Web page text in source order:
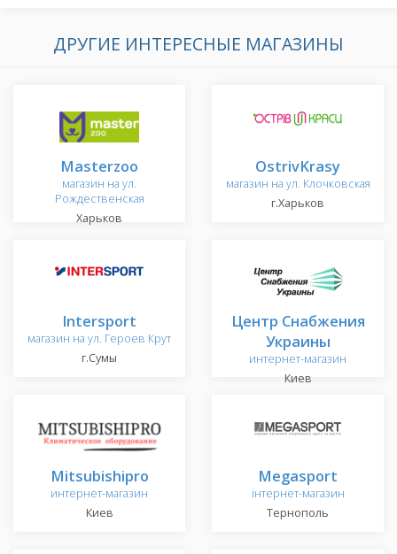
ДРУГИЕ ИНТЕРЕСНЫЕ МАГАЗИНЫ
Masterzoo
магазин на ул.
Рождественская
Харьков
OstrivKrasy
магазин на ул. Клочковская
г.Харьков
Intersport
магазин на ул. Героев Крут
г.Сумы
Центр Снабжения
Украины
интернет-магазин
Киев
Mitsubishipro
интернет-магазин
Киев
Megasport
інтернет-магазин
Тернополь